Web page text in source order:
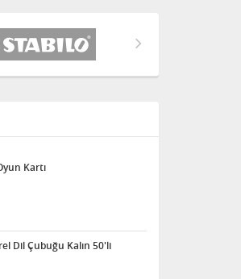
Kartı
Acrox Naturel Dil Çubuğu Kalın 50'li